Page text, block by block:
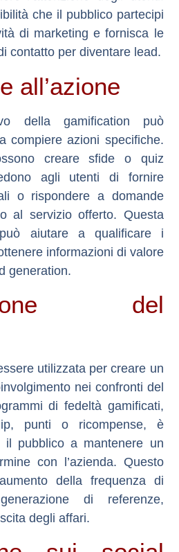
che il pubblico partecipi
di marketing e fornisca le
contatto per diventare lead.
all’azione
della gamification può
compiere azioni specifiche.
creare sfide o quiz
agli utenti di fornire
o rispondere a domande
al servizio offerto. Questa
aiutare a qualificare i
informazioni di valore
generation.
del
utilizzata per creare un
nei confronti del
di fedeltà gamificati,
punti o ricompense, è
il pubblico a mantenere un
con l’azienda. Questo
della frequenza di
di referenze,
degli affari.